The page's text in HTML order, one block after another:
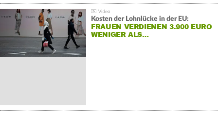
Kosten der Lohnlücke in der EU:
FRAUEN VERDIENEN 3.900 EURO
WENIGER ALS…